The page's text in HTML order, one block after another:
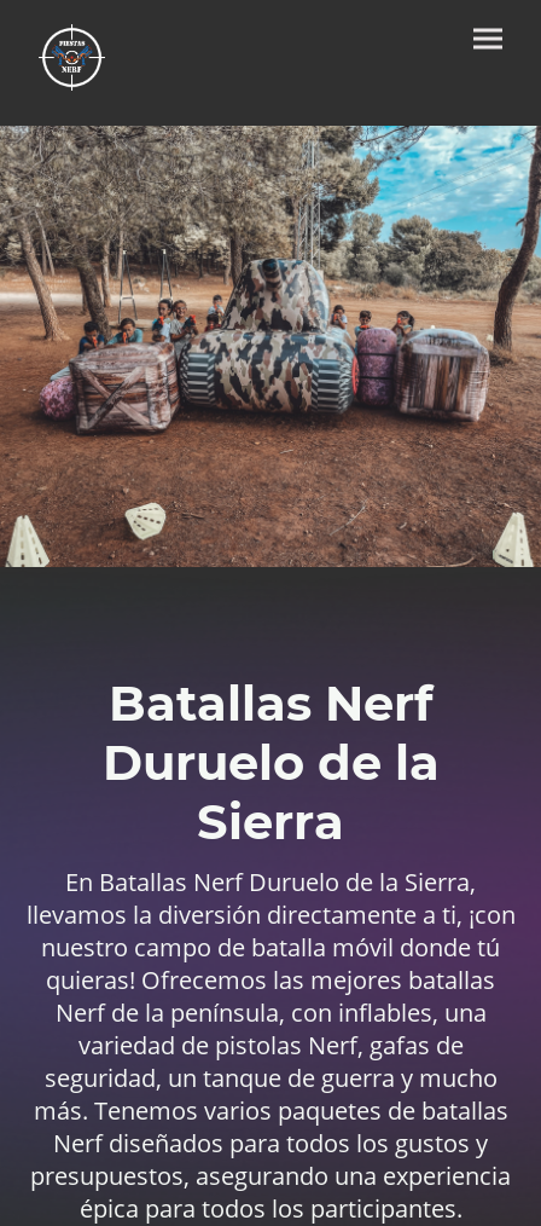
Batallas Nerf
Duruelo de la
Sierra
En Batallas Nerf Duruelo de la Sierra,
llevamos la diversión directamente a ti, ¡con
nuestro campo de batalla móvil donde tú
quieras! Ofrecemos las mejores batallas
Nerf de la península, con inflables, una
variedad de pistolas Nerf, gafas de
seguridad, un tanque de guerra y mucho
más. Tenemos varios paquetes de batallas
Nerf diseñados para todos los gustos y
presupuestos, asegurando una experiencia
épica para todos los participantes.